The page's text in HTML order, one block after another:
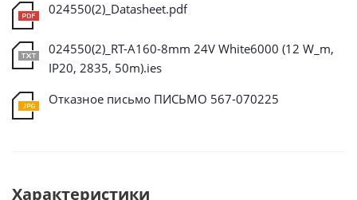
024550(2)_Datasheet.pdf
024550(2)_RT-A160-8mm 24V White6000 (12 W_m,
IP20, 2835, 50m).ies
Отказное письмо ПИСЬМО 567-070225
Характеристики